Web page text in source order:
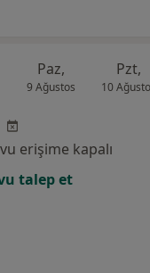
Paz,
9 Ağustos
Pzt,
10
erişime kapalı
talep et